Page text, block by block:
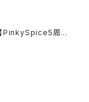
】PinkySpice5周年
衣装 缶バッジ